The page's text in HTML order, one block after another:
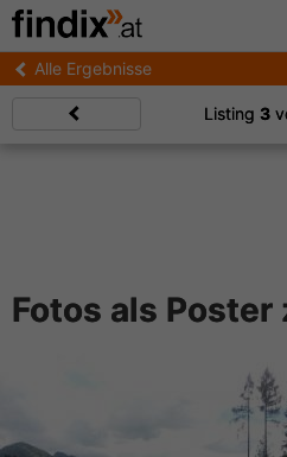
Alle Ergebnisse
Listing 3
Fotos als Poster